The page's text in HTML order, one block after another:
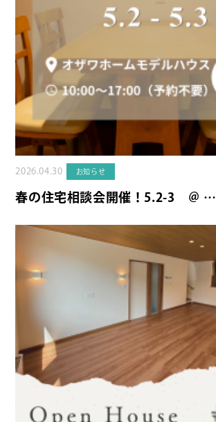
2026.04.30 お知らせ
春の住宅相談会開催！5.2-3 ＠ …